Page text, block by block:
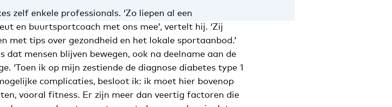
zelf enkele professionals. ‘Zo liepen al een
en buurtsportcoach met ons mee’, vertelt hij. ‘Zij
met tips over gezondheid en het lokale sportaanbod.’
dat mensen blijven bewegen, ook na deelname aan de
‘Toen ik op mijn zestiende de diagnose diabetes type 1
complicaties, besloot ik: ik moet hier bovenop
vooral fitness. Er zijn meer dan veertig factoren die